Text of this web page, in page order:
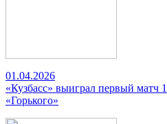
01.04.2026
«Кузбасс» выиграл первый матч
«Горького»